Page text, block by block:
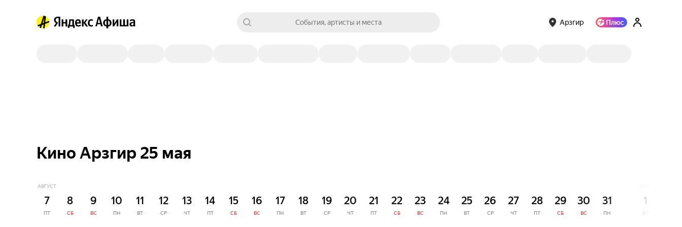
События, артисты и места Арзгир
Кино Арзгир 25 мая
АВГУСТ
7
ПТ
8
СБ
9
ВС
10
ПН
11
ВТ
12
СР
13
ЧТ
14
ПТ
15
СБ
16
ВС
17
ПН
18
ВТ
19
СР
20
ЧТ
21
ПТ
22
СБ
23
ВС
24
ПН
25
ВТ
26
СР
27
ЧТ
28
ПТ
29
СБ
30
ВС
31
ПН
1
ВТ